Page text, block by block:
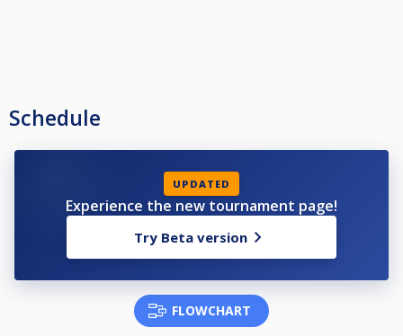
Schedule
UPDATED
Experience the new tournament page!
Try Beta version
FLOWCHART